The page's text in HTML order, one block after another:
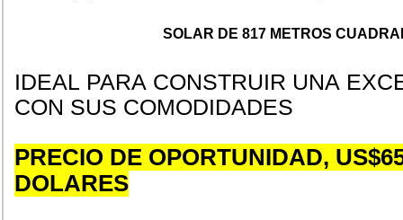
SOLAR DE 817 METROS
IDEAL PARA CONSTRUIR UNA
CON SUS COMODIDADES
PRECIO DE OPORTUNIDAD,
DOLARES